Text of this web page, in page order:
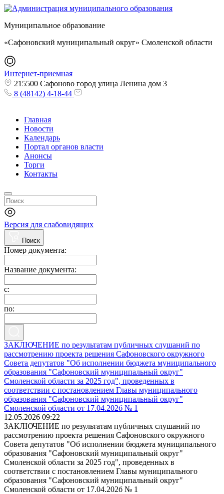
Муниципальное образование
«Сафоновский муниципальный округ» Смоленской области
Интернет-приемная
215500 Сафоново город улица Ленина дом 3
8 (48142) 4-18-44
Главная
Новости
Календарь
Портал органов власти
Анонсы
Торги
Контакты
Версия для слабовидящих
Поиск
Номер документа:
Название документа:
с:
по:
ЗАКЛЮЧЕНИЕ по результатам публичных слушаний по
рассмотрению проекта решения Сафоновского окружного
Совета депутатов "Об исполнении бюджета муниципального
образования "Сафоновский муниципальный округ"
Смоленской области за 2025 год", проведенных в
соответствии с постановлением Главы муниципального
образования "Сафоновский муниципальный округ"
Смоленской области от 17.04.202б № 1
12.05.2026 09:22
ЗАКЛЮЧЕНИЕ по результатам публичных слушаний по
рассмотрению проекта решения Сафоновского окружного
Совета депутатов "Об исполнении бюджета муниципального
образования "Сафоновский муниципальный округ"
Смоленской области за 2025 год", проведенных в
соответствии с постановлением Главы муниципального
образования "Сафоновский муниципальный округ"
Смоленской области от 17.04.202б № 1